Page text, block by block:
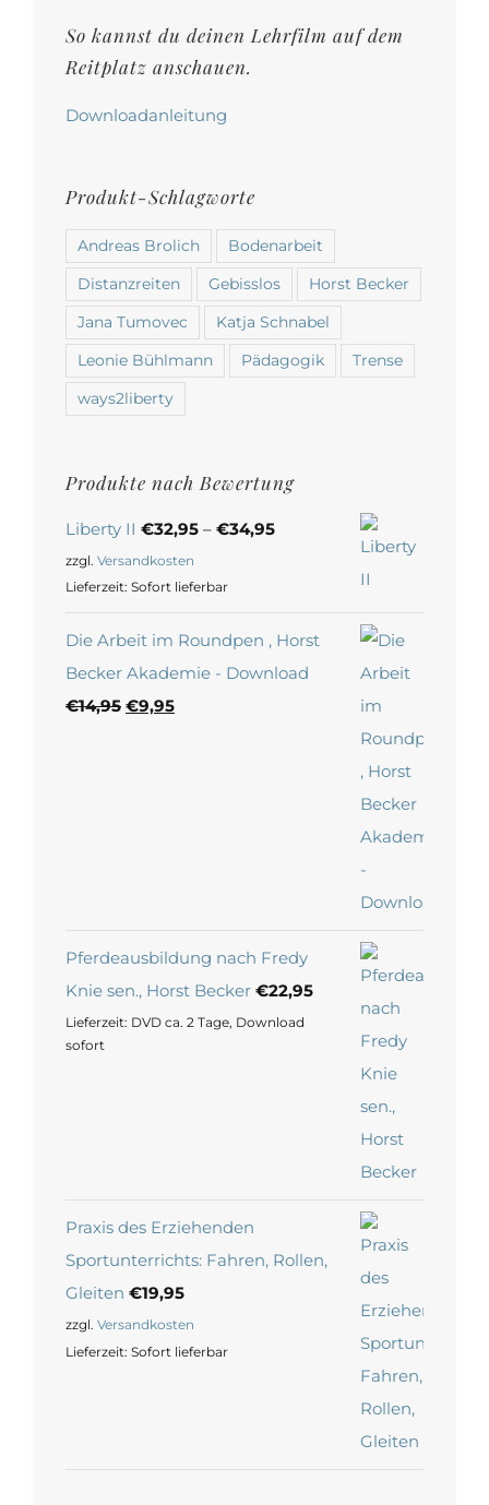
gewählt
So kannst du deinen Lehrfilm auf dem
Reitplatz anschauen.
Downloadanleitung
Produkt-Schlagworte
Andreas Brolich Bodenarbeit
Distanzreiten Gebisslos Horst Becker
Jana Tumovec Katja Schnabel
Leonie Bühlmann Pädagogik Trense
ways2liberty
Produkte nach Bewertung
Liberty II €32,95 – €34,95
zzgl. Versandkosten
Lieferzeit: Sofort lieferbar
Die Arbeit im Roundpen , Horst
Becker Akademie - Download
€14,95 Ursprünglicher
€9,95Aktueller
Pferdeausbildung nach Fredy
Knie sen., Horst Becker €22,95
Lieferzeit: DVD ca. 2 Tage, Download
sofort
Praxis des Erziehenden
Sportunterrichts: Fahren, Rollen,
Gleiten €19,95
zzgl. Versandkosten
Lieferzeit: Sofort lieferbar